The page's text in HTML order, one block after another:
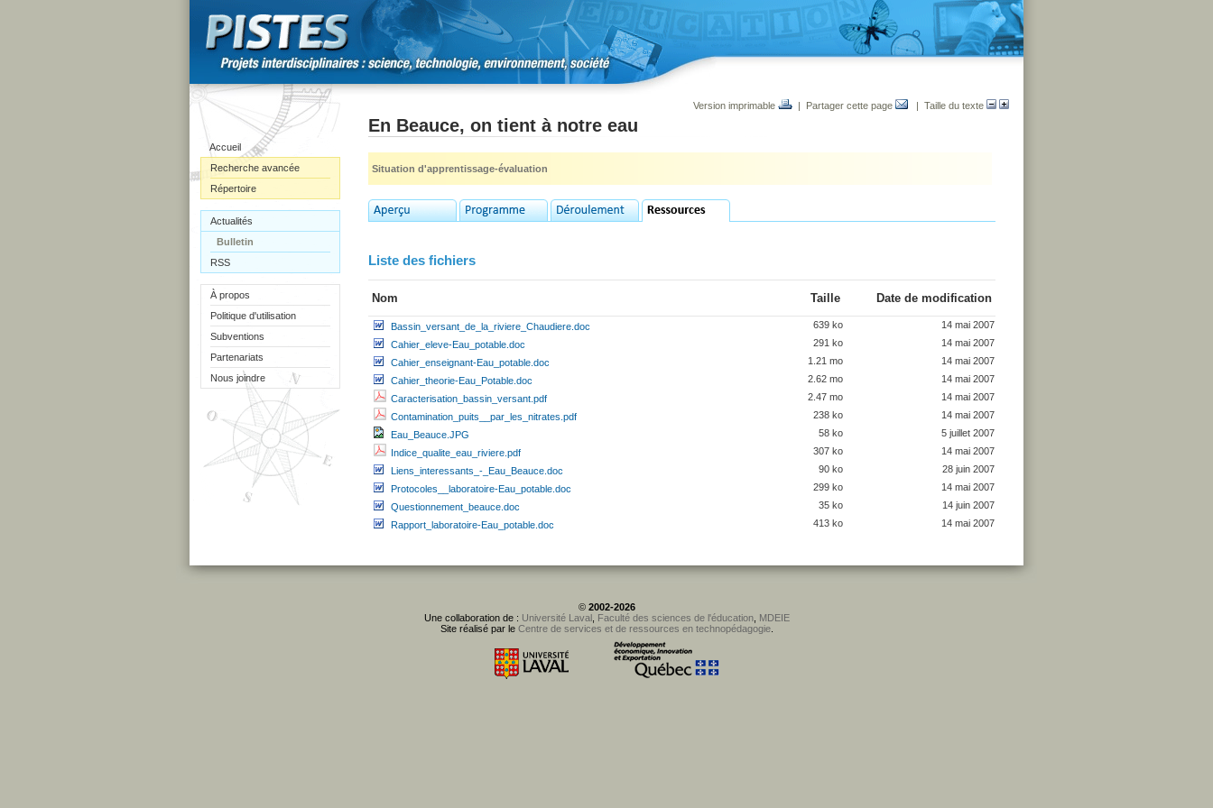
Accueil
Recherche avancée
Répertoire
Actualités
Bulletin
RSS
À propos
Politique d'utilisation
Subventions
Partenariats
Nous joindre
Version imprimable | Partager cette page | Taille du texte
En Beauce, on tient à notre eau
Situation d'apprentissage-évaluation
Liste des fichiers
Nom Taille Date de modification
Bassin_versant_de_la_riviere_Chaudiere.doc 639 ko
14 mai 2007
Cahier_eleve-Eau_potable.doc
291 ko
14 mai 2007
Cahier_enseignant-Eau_potable.doc
1.21 mo
14 mai 2007
Cahier_theorie-Eau_Potable.doc
2.62 mo
14 mai 2007
Caracterisation_bassin_versant.pdf
2.47 mo
14 mai 2007
Contamination_puits__par_les_nitrates.pdf
238 ko
14 mai 2007
Eau_Beauce.JPG
58 ko
5 juillet 2007
Indice_qualite_eau_riviere.pdf
307 ko
14 mai 2007
Liens_interessants_-_Eau_Beauce.doc
90 ko
28 juin 2007
Protocoles__laboratoire-Eau_potable.doc
299 ko
14 mai 2007
Questionnement_beauce.doc
35 ko
14 juin 2007
Rapport_laboratoire-Eau_potable.doc
413 ko 14 mai 2007
© 2002-2026
Une collaboration de : Université Laval, Faculté des sciences de l'éducation, MDEIE
Site réalisé par le Centre de services et de ressources en technopédagogie.